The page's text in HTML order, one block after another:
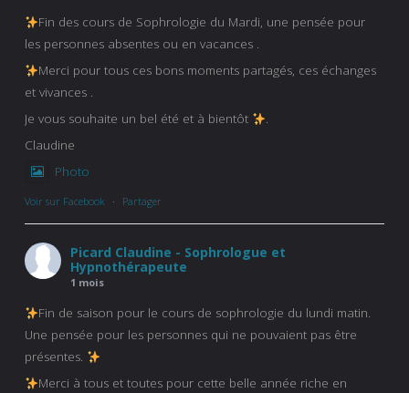
Fin des cours de Sophrologie du Mardi, une pensée pour
les personnes absentes ou en vacances .
Merci pour tous ces bons moments partagés, ces échanges
et vivances .
Je vous souhaite un bel été et à bientôt
.
Claudine
Photo
Voir sur Facebook · Partager
Picard Claudine - Sophrologue et
Hypnothérapeute
1 mois
Fin de saison pour le cours de sophrologie du lundi matin.
Une pensée pour les personnes qui ne pouvaient pas être
présentes.
Merci à tous et toutes pour cette belle année riche en